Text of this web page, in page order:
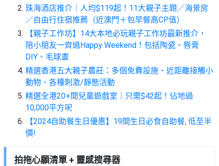
珠海酒店推介｜人均$119起！11大親子主題／海景房
／自由行住宿推薦（近澳門＋包早餐高CP值）
【親子工作坊】14大本地必玩親子工作坊最新推介，
陪小朋友一齊過Happy Weekend！包括陶瓷、唇膏
DIY、毛球畫
精選香港五大親子農莊：多個免費設施、近距離接觸小
動物、各種刺激/靜態活動
精選全港20+間兒童遊戲室｜只需$42起！佔地過
10,000平方呎
【2024自助餐生日優惠】19間生日必食自助餐, 低至半
價!
拍拖心願清單 + 靈感搜尋器